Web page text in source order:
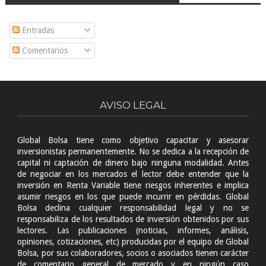
Entradas
Comentarios
AVISO LEGAL
Global Bolsa tiene como objetivo capacitar y asesorar
inversionistas permanentemente. No se dedica a la recepción de
capital ni captación de dinero bajo ninguna modalidad. Antes
de negociar en los mercados el lector debe entender que la
inversión en Renta Variable tiene riesgos inherentes e implica
asumir riesgos en los que puede incurrir en pérdidas. Global
Bolsa declina cualquier responsabilidad legal y no se
responsabiliza de los resultados de inversión obtenidos por sus
lectores. Las publicaciones (noticias, informes, análisis,
opiniones, cotizaciones, etc) producidas por el equipo de Global
Bolsa, por sus colaboradores, socios o asociados tienen carácter